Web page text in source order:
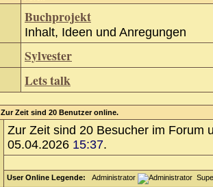
Buchprojekt
Inhalt, Ideen und Anregungen
Sylvester
Lets talk
Zur Zeit sind 20 Benutzer online.
Zur Zeit sind 20 Besucher im Forum
05.04.2026 15:37.
User Online Legende: Administrator